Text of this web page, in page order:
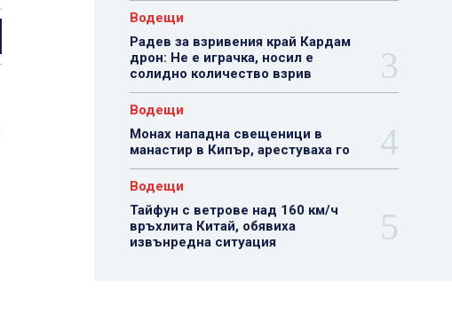
Водещи
Радев за взривения край Кардам
дрон: Не е играчка, носил е
солидно количество взрив
Водещи
Монах нападна свещеници в
манастир в Кипър, арестуваха го
Водещи
Тайфун с ветрове над 160 км/ч
връхлита Китай, обявиха
извънредна ситуация